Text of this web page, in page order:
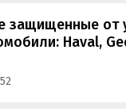
защищенные от
Haval,